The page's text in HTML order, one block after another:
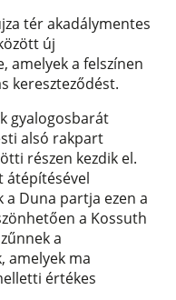
tér akadálymentes
új
amelyek a felszínen
kereszteződést.
gyalogosbarát
alsó rakpart
részen kezdik el.
átépítésével
Duna partja ezen a
a Kossuth
a
amelyek ma
értékes